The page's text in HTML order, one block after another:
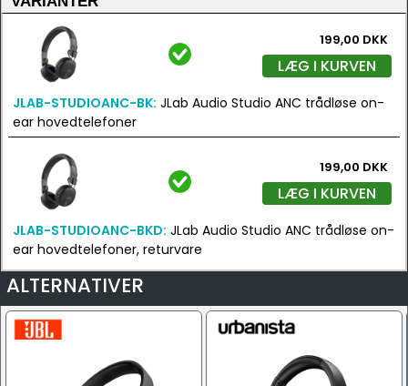
199,00 DKK
LÆG I KURVEN
JLAB-STUDIOANC-BK: JLab Audio Studio ANC trådløse on-
ear hovedtelefoner
199,00 DKK
LÆG I KURVEN
JLAB-STUDIOANC-BKD: JLab Audio Studio ANC trådløse on-
ear hovedtelefoner, returvare
ALTERNATIVER